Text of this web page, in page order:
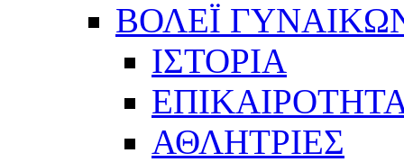
ΒΟΛΕΪ
ΙΣΤΟΡΙΑ
ΑΘΛΗΤΡΙΕΣ